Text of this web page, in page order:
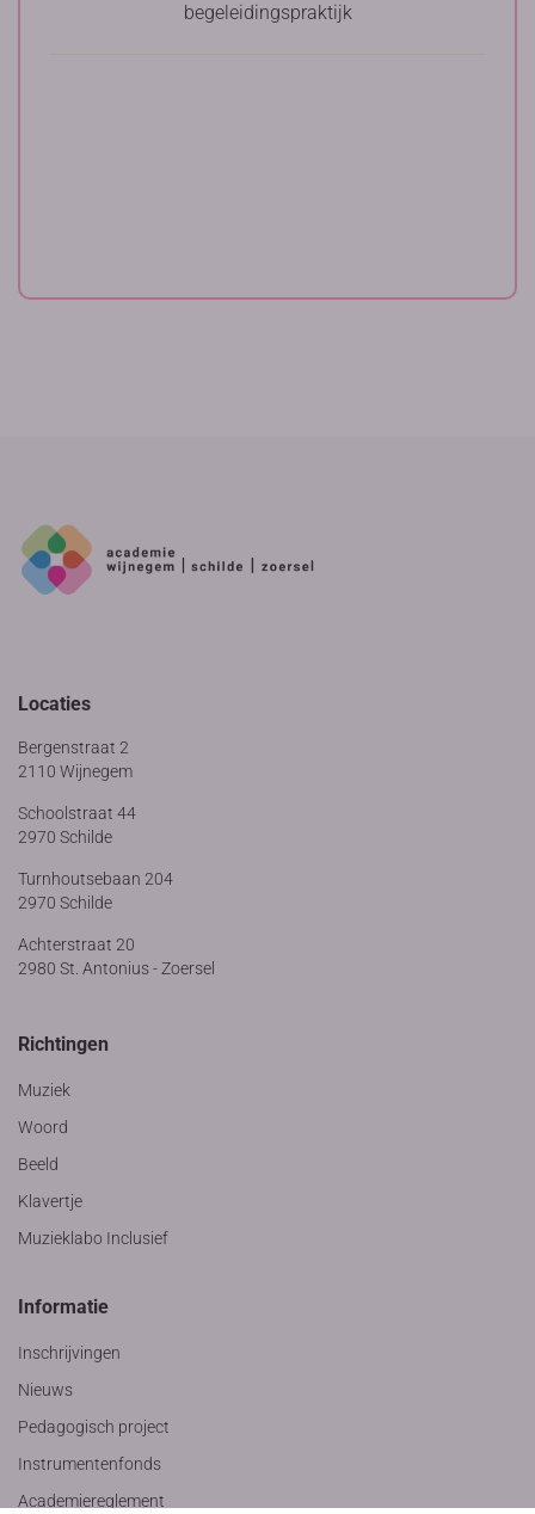
begeleidingspraktijk
Locaties
Bergenstraat 2
2110 Wijnegem
Schoolstraat 44
2970 Schilde
Turnhoutsebaan 204
2970 Schilde
Achterstraat 20
2980 St. Antonius - Zoersel
Richtingen
Muziek
Woord
Beeld
Klavertje
Muzieklabo Inclusief
Informatie
Inschrijvingen
Nieuws
Pedagogisch project
Instrumentenfonds
Academiereglement